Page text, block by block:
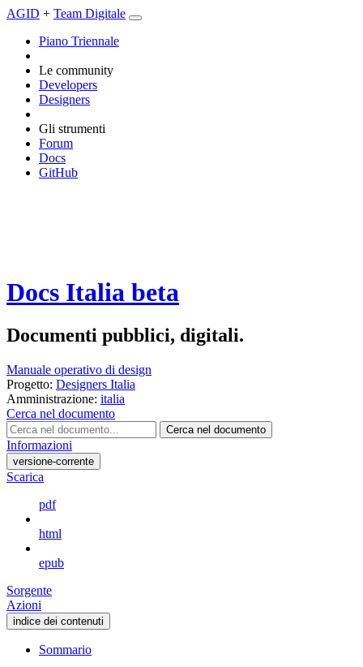
AGID + Team Digitale
Piano Triennale
Le community
Developers
Designers
Gli strumenti
Forum
Docs
GitHub
Docs Italia beta
Documenti pubblici, digitali.
Manuale operativo di design
Progetto: Designers Italia
Amministrazione: italia
Cerca nel documento
Cerca nel documento
Informazioni
versione-corrente
Scarica
pdf
html
epub
Sorgente
Azioni
indice dei contenuti
Sommario